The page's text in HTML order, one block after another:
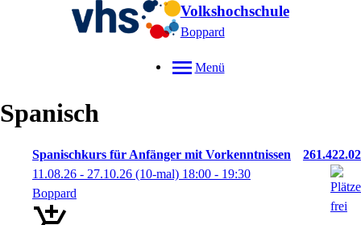
Volkshochschule
Boppard
Menü
Spanisch
Spanischkurs für Anfänger mit Vorkenntnissen
261.422.02
11.08.26 - 27.10.26 (10-mal) 18:00 - 19:30
Boppard